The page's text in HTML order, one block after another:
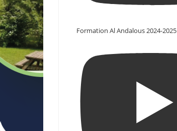
Formation Al Andalous 2024-2025